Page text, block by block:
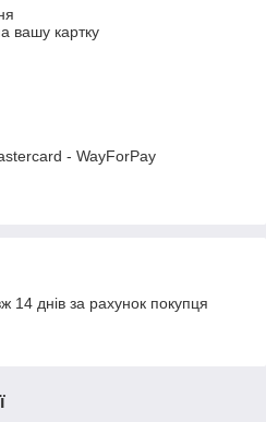
вашу картку
- WayForPay
14 днів за рахунок покупця